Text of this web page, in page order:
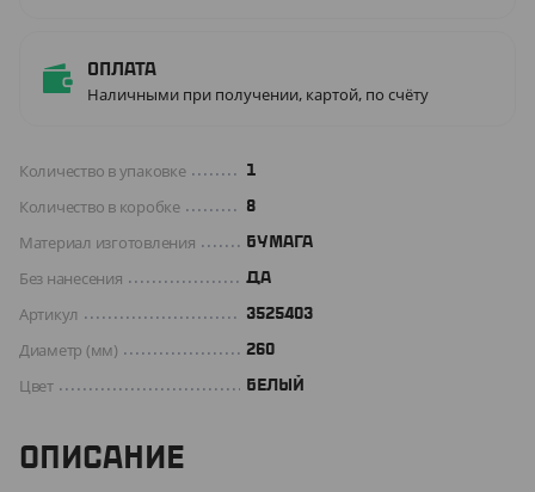
Оплата
Наличными при получении, картой, по счёту
Количество в упаковке 1
Количество в коробке 8
Материал изготовления БУМАГА
Без нанесения ДА
Артикул 3525403
Диаметр (мм) 260
Цвет БЕЛЫЙ
ОПИСАНИЕ